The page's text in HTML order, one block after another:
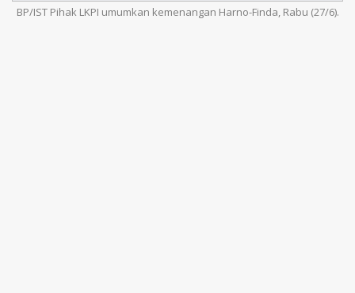
BP/IST Pihak LKPI umumkan kemenangan Harno-Finda, Rabu (27/6).